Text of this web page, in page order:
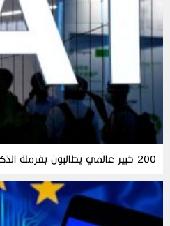
200 خبير عالمي يطالبون بفرملة الذكاء الاصطناعي